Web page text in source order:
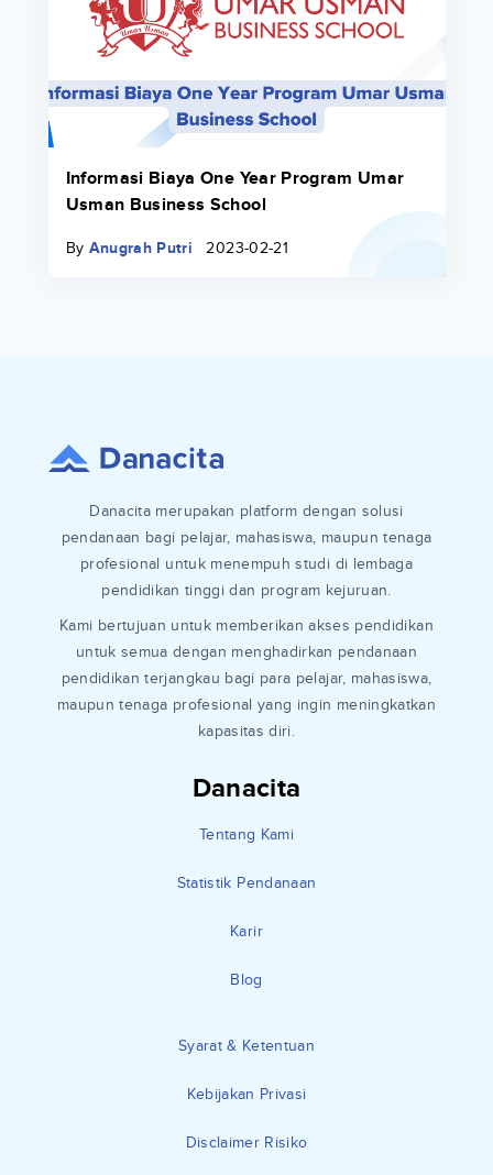
Informasi Biaya One Year Program Umar
Usman Business School
By Anugrah Putri 2023-02-21
Danacita
Tentang Kami
Statistik Pendanaan
Karir
Blog
Syarat & Ketentuan
Kebijakan Privasi
Disclaimer Risiko
Danacita merupakan platform dengan solusi
pendanaan bagi pelajar, mahasiswa, maupun tenaga
profesional untuk menempuh studi di lembaga
pendidikan tinggi dan program kejuruan.
Kami bertujuan untuk memberikan akses pendidikan
untuk semua dengan menghadirkan pendanaan
pendidikan terjangkau bagi para pelajar, mahasiswa,
maupun tenaga profesional yang ingin meningkatkan
kapasitas diri.